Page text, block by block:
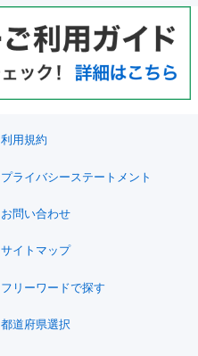
利用規約
プライバシーステートメント
お問い合わせ
サイトマップ
フリーワードで探す
都道府県選択